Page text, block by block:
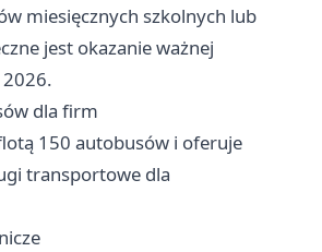
miesięcznych szkolnych lub
jest okazanie ważnej
dla firm
150 autobusów i oferuje
transportowe dla